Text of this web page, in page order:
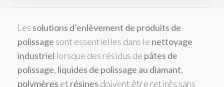
Les solutions d’enlèvement de produits de
polissage sont essentielles dans le nettoyage
industriel lorsque des résidus de pâtes de
polissage, liquides de polissage au diamant,
polymères et résines doivent être retirés sans